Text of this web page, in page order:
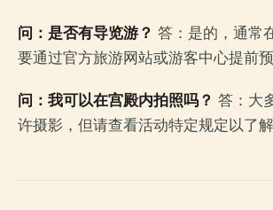
问：是否有导览游？ 答：是的，通常
要通过官方旅游网站或游客中心提前预
问：我可以在宫殿内拍照吗？ 答：大
许摄影，但请查看活动特定规定以了解